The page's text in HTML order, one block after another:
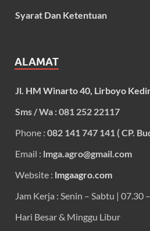
Syarat Dan Ketentuan
ALAMAT
Jl. HM Winarto 40, Lirboyo
Sms / Wa : 081 252 22117
Phone : 082 141 747 141 ( CP.
Email : lmga.agro@gmail.com
Website : lmgaagro.com
Jam Kerja : Senin – Sabtu | 07.30
Hari Besar & Minggu Libur